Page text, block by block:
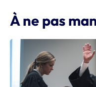
À ne pas